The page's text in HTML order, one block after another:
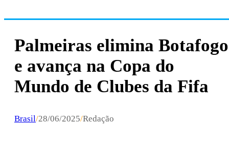
Palmeiras elimina Botafogo
e avança na Copa do
Mundo de Clubes da Fifa
Brasil/28/06/2025/Redação